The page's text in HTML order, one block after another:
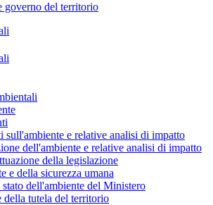
governo del territorio
sull'ambiente e relative analisi di impatto
dell'ambiente e relative analisi di impatto
della legislazione
e della sicurezza umana
dell'ambiente del Ministero
della tutela del territorio